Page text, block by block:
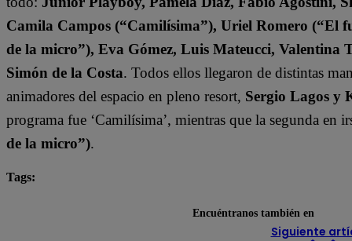
Camila Campos (“Camilísima”), Uriel Romero (“El
de la micro”), Eva Gómez, Luis Mateucci, Valentina
Simón de la Costa. Todos ellos llegaron de distintas
animadores del espacio en pleno resort, Sergio Lagos y
programa fue ‘Camilísima’, mientras que la segunda en
de la micro”).
Tags:
Siguiente
Encuéntranos también en